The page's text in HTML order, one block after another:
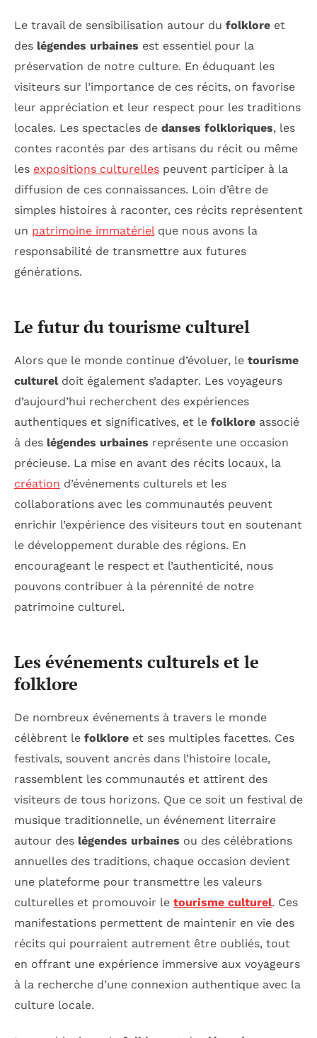
Le travail de sensibilisation autour du folklore et
des légendes urbaines est essentiel pour la
préservation de notre culture. En éduquant les
visiteurs sur l’importance de ces récits, on favorise
leur appréciation et leur respect pour les traditions
locales. Les spectacles de danses folkloriques, les
contes racontés par des artisans du récit ou même
les expositions culturelles peuvent participer à la
diffusion de ces connaissances. Loin d’être de
simples histoires à raconter, ces récits représentent
un patrimoine immatérielque nous avons la
responsabilité de transmettre aux futures
générations.
Le futur du tourisme culturel
Alors que le monde continue d’évoluer, le tourisme
cultureldoit également s’adapter. Les voyageurs
d’aujourd’hui recherchent des expériences
authentiques et significatives, et le folklore associé
à des légendes urbaines représente une occasion
précieuse. La mise en avant des récits locaux, la
création d’événements culturels et les
collaborations avec les communautés peuvent
enrichir l’expérience des visiteurs tout en soutenant
le développement durable des régions. En
encourageant le respect et l’authenticité, nous
pouvons contribuer à la pérennité de notre
patrimoine culturel.
Les événements culturels et le
folklore
De nombreux événements à travers le monde
célèbrent le folklore et ses multiples facettes. Ces
festivals, souvent ancrés dans l’histoire locale,
rassemblent les communautés et attirent des
visiteurs de tous horizons. Que ce soit un festival de
musique traditionnelle, un événement literraire
autour des légendes urbaines ou des célébrations
annuelles des traditions, chaque occasion devient
une plateforme pour transmettre les valeurs
culturelles et promouvoir le tourisme culturel. Ces
manifestations permettent de maintenir en vie des
récits qui pourraient autrement être oubliés, tout
en offrant une expérience immersive aux voyageurs
à la recherche d’une connexion authentique avec la
culture locale.